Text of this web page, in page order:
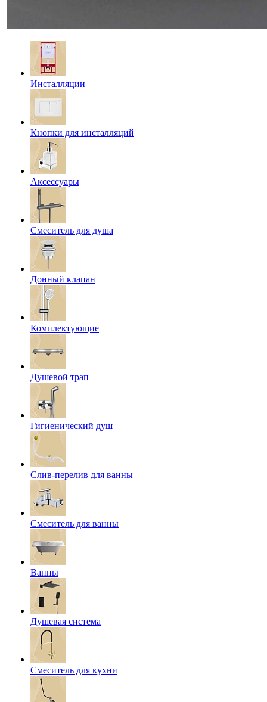
Инсталляции
Кнопки для инсталляций
Аксессуары
Смеситель для душа
Донный клапан
Комплектующие
Душевой трап
Гигиенический душ
Слив-перелив для ванны
Смеситель для ванны
Ванны
Душевая система
Смеситель для кухни